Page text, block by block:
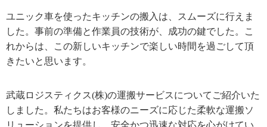
ユニック車を使ったキッチンの搬入は、スムーズに行えま
した。事前の準備と作業員の技術が、成功の鍵でした。こ
れからは、この新しいキッチンで楽しい時間を過ごして頂
きたいと思います。
武蔵ロジスティクス(株)の運搬サービスについてご紹介いた
しました。私たちはお客様のニーズに応じた柔軟な運搬ソ